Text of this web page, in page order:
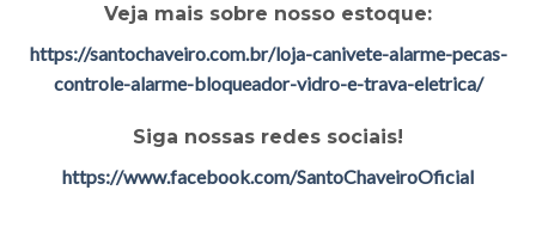
Veja mais sobre nosso estoque:
https://santochaveiro.com.br/loja-canivete-alarme-pecas-
controle-alarme-bloqueador-vidro-e-trava-eletrica/
Siga nossas redes sociais!
https://www.facebook.com/SantoChaveiroOficial